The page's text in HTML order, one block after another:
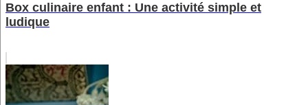
Box culinaire enfant : Une activité simple et
ludique